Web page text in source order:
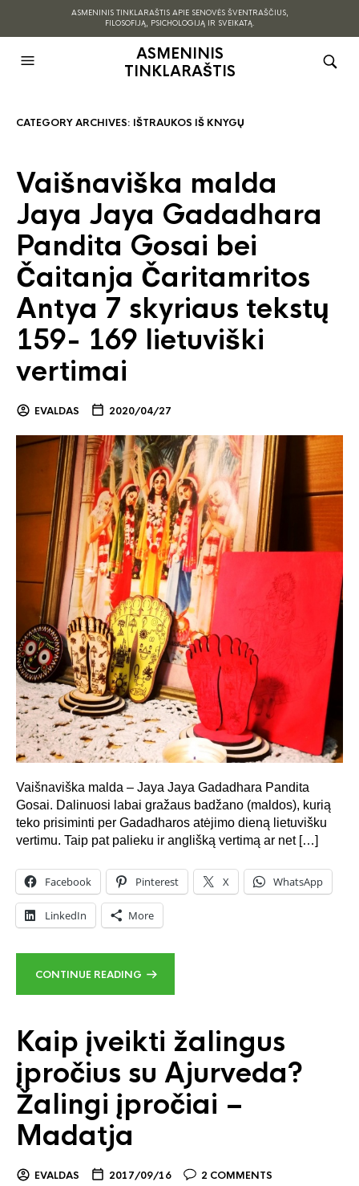
ASMENINIS TINKLARAŠTIS APIE SENOVĖS ŠVENTRAŠČIUS,
FILOSOFIJĄ, PSICHOLOGIJĄ IR SVEIKATĄ.
ASMENINIS
TINKLARAŠTIS
CATEGORY ARCHIVES: IŠTRAUKOS IŠ KNYGŲ
Vaišnaviška malda
Jaya Jaya Gadadhara
Pandita Gosai bei
Čaitanja Čaritamritos
Antya 7 skyriaus tekstų
159- 169 lietuviški
vertimai
EVALDAS 2020/04/27
Vaišnaviška malda – Jaya Jaya Gadadhara Pandita
Gosai. Dalinuosi labai gražaus badžano (maldos), kurią
teko prisiminti per Gadadharos atėjimo dieną lietuvišku
vertimu. Taip pat palieku ir anglišką vertimą ar net […]
Facebook Pinterest X WhatsApp
LinkedIn More
CONTINUE READING
Kaip įveikti žalingus
įpročius su Ajurveda?
Žalingi įpročiai –
Madatja
EVALDAS 2017/09/16 2 COMMENTS